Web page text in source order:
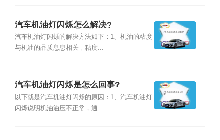
汽车机油灯闪烁怎么解决?
汽车机油灯闪烁的解决方法如下：1、机油的粘度
与机油的品质息息相关，粘度...
汽车机油灯闪烁是怎么回事?
以下就是汽车机油灯闪烁的原因：1、汽车机油灯
闪烁说明机油油压不正常，通...